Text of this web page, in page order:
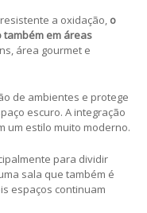
a oxidação, o
em áreas
área gourmet e
de ambientes e protege
escuro. A integração
um estilo muito moderno.
para dividir
sala que também é
espaços continuam